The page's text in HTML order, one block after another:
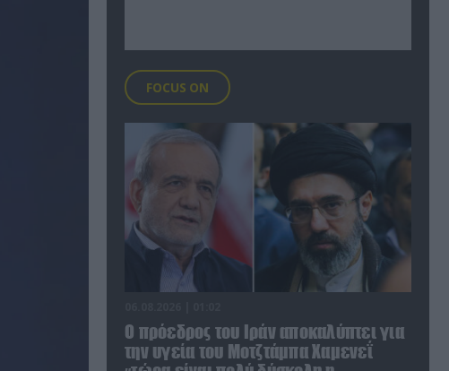
FOCUS ON
Ο πρόεδρος του Ιράν αποκαλύπτει για
την υγεία του Μοτζτάμπα Χαμενεΐ